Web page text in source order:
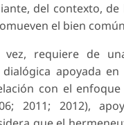
del contexto,
el bien
requiere de
apoyada en
con el
2011; 2012),